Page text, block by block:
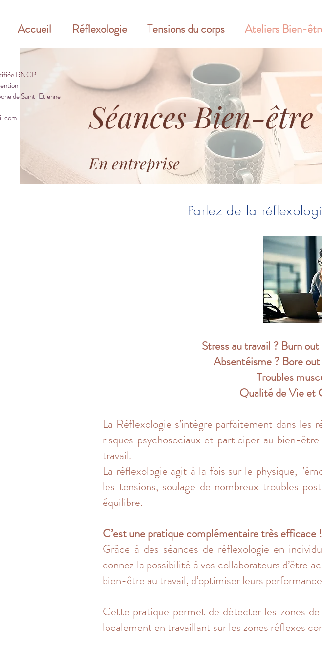
Accueil Réflexologie Tensions du corps Ateliers Bien-
Séances Bien-être
En entreprise
Parlez de la
Stress au travail ? Burn
Absentéisme ? Bore
Troubles
Qualité de Vie et
La Réflexologie s’intègre parfaitement dans les
risques psychosociaux et participer au bien-
travail.
La réflexologie agit à la fois sur le physique,
les tensions, soulage de nombreux troubles
équilibre.
C’est une pratique complémentaire très efficace !
Grâce à des séances de réflexologie en
donnez la possibilité à vos collaborateurs d’être
bien-être au travail, d’optimiser leurs
Cette pratique permet de détecter les zones
localement en travaillant sur les zones réflexes
RNCP
de Saint-Etienne